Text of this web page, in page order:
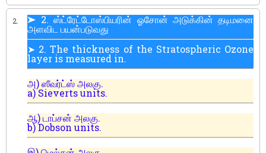
2. ➤ 2. ஸ்ட்ரேட்டோஸ்பியரின் ஓசோன் அடுக்கின் தடிமனை
அளவிட பயன்படுவது
➤ 2. The thickness of the Stratospheric Ozone
layer is measured in.
அ) ஸீவர்ட்ஸ் அலகு.
a) Sieverts units.
ஆ) டாப்சன் அலகு.
b) Dobson units.